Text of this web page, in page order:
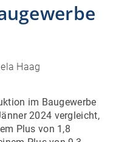
Haag
im Baugewerbe
2024 vergleicht,
Plus von 1,8